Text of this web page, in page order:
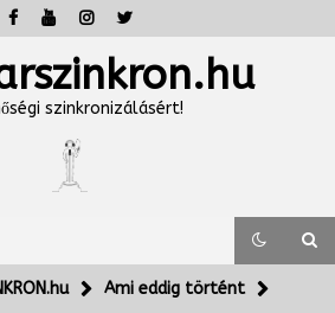
szinkronizálásért!
Ami eddig történt